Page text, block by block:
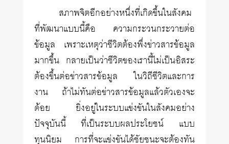
สภาพจิตอีกอย่างหนึ่งที่เกิดขึ้นในสังคม
ที่พัฒนาแบบนี้คือ ความกระวนกระวายต่อ
ข้อมูล เพราะเหตุว่าชีวิตต้องพึ่งข่าวสารข้อมูล
มากขึ้น กลายเป็นว่าชีวิตของเรานี้ไม่เป็นอิสระ
ต้องขึ้นต่อข่าวสารข้อมูล ในวิถีชีวิตและการ
งาน ถ้าไม่ทันต่อข่าวสารข้อมูลแล้วตัวเองจะ
ด้อย ยิ่งอยู่ในระบบแข่งขันในสังคมอย่าง
ปัจจุบันนี้ ที่เป็นระบบผลประโยชน์ แบบ
ทุนนิยม การที่จะแข่งขันได้ชัยชนะจะต้องทัน